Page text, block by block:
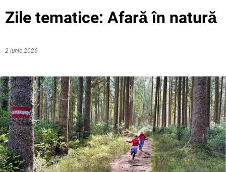
Русский
Zile tematice: Afară în natură
2 iunie 2026